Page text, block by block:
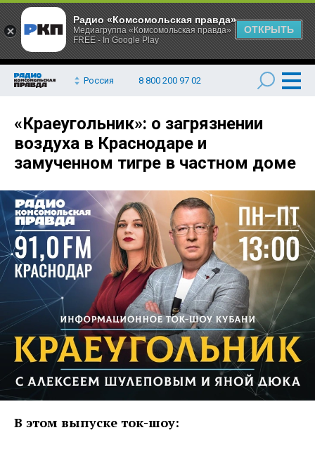
Россия 8 800 200 97 02
«Краеугольник»: о загрязнении
воздуха в Краснодаре и
замученном тигре в частном доме
В этом выпуске ток-шоу:
Радио «Комсомольская правда»
Медиагруппа «Комсомольская правда»
FREE - In Google Play
ОТКРЫТЬ